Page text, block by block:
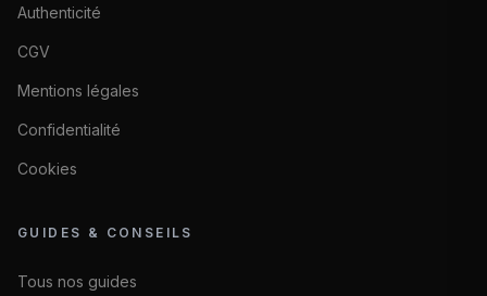
Authenticité
CGV
Mentions légales
Confidentialité
Cookies
GUIDES & CONSEILS
Tous nos guides